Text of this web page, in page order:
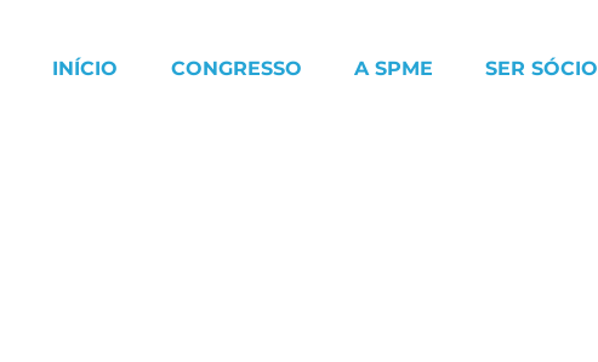
INÍCIO CONGRESSO A SPME SER SÓCIO